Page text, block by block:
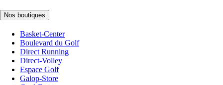
Nos boutiques
Basket-Center
Boulevard du Golf
Direct Running
Direct-Volley
Espace Golf
Galop-Store